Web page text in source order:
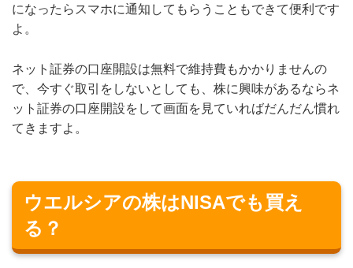
になったらスマホに通知してもらうこともできて便利です
よ。
ネット証券の口座開設は無料で維持費もかかりませんの
で、今すぐ取引をしないとしても、株に興味があるならネ
ット証券の口座開設をして画面を見ていればだんだん慣れ
てきますよ。
ウエルシアの株はNISAでも買え
る？